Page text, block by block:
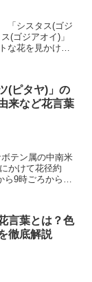
「シスタス(ゴジ
(ゴジアオイ)」
な花を見かける
(ピタヤ)」の
来など花言葉
テン属の中南米
かけて花径約
9時ごろから咲
言葉とは？色
徹底解説